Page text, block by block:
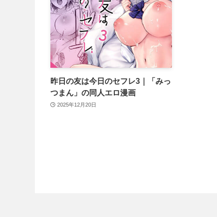
昨日の友は今日のセフレ3｜「みっ
つまん」の同人エロ漫画
2025年12月20日